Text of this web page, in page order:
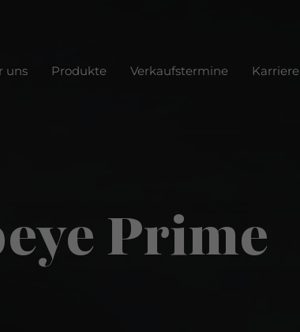
uns Produkte Verkaufstermine Karriere
Prime